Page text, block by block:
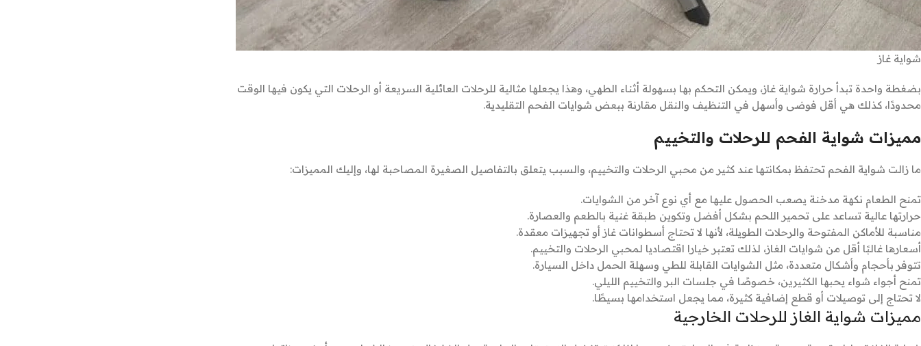
شواية غاز
بضغطة واحدة تبدأ حرارة شواية غاز، ويمكن التحكم بها بسهولة أثناء الطهي، وهذا يجعلها مثالية للرحلات العائلية السريعة أو الرحلات التي يكون فيها الوقت
محدودًا، كذلك هي أقل فوضى وأسهل في التنظيف والنقل مقارنة ببعض شوايات الفحم التقليدية.
مميزات شواية الفحم للرحلات والتخييم
ما زالت شواية الفحم تحتفظ بمكانتها عند كثير من محبي الرحلات والتخييم، والسبب يتعلق بالتفاصيل الصغيرة المصاحبة لها، وإليك المميزات:
تمنح الطعام نكهة مدخنة يصعب الحصول عليها مع أي نوع آخر من الشوايات.
حرارتها عالية تساعد على تحمير اللحم بشكل أفضل وتكوين طبقة غنية بالطعم والعصارة.
مناسبة للأماكن المفتوحة والرحلات الطويلة، لأنها لا تحتاج أسطوانات غاز أو تجهيزات معقدة.
أسعارها غالبًا أقل من شوايات الغاز، لذلك تعتبر خيارا اقتصاديا لمحبي الرحلات والتخييم.
تتوفر بأحجام وأشكال متعددة، مثل الشوايات القابلة للطي وسهلة الحمل داخل السيارة.
تمنح أجواء شواء يحبها الكثيرين، خصوصًا في جلسات البر والتخييم الليلي.
لا تحتاج إلى توصيلات أو قطع إضافية كثيرة، مما يجعل استخدامها بسيطًا.
مميزات شواية الغاز للرحلات الخارجية